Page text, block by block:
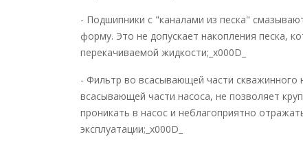
- Подшипники с "каналами из песка"
форму. Это не допускает накопления песка,
перекачиваемой жидкости;_x000D_
- Фильтр во всасывающей части
всасывающей части насоса, не позволяет
проникать в насос и неблагоприятно
эксплуатации;_x000D_